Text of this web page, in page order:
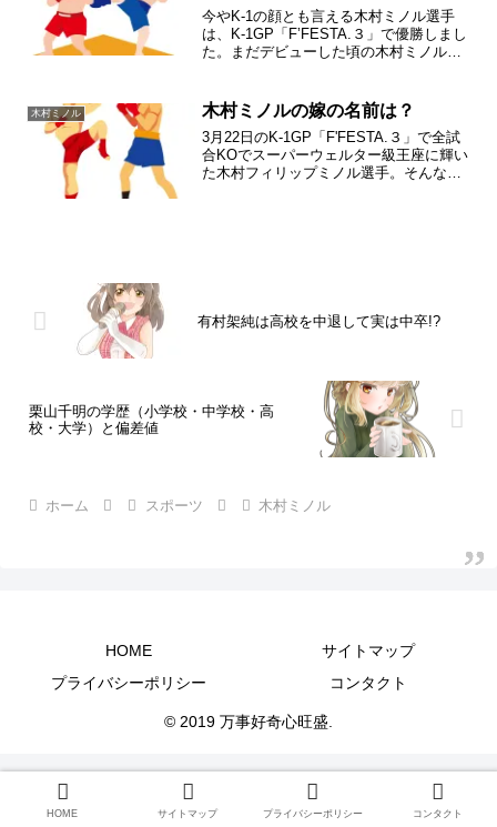
今やK-1の顔とも言える木村ミノル選手
は、K-1GP「F’FESTA.３」で優勝しまし
た。まだデビューした頃の木村ミノル選
体のトップ戦い自分の力を試したいと思
うのは、...
木村ミノル 木村ミノルの嫁の名前は？
3月22日のK-1GP「F'FESTA.３」で全試
合KOでスーパーウェルター級王座に輝い
た木村フィリップミノル選手。そんな木
有村架純は高校を中退して実は中卒!?
栗山千明の学歴（小学校・中学校・高
校・大学）と偏差値
ホーム スポーツ 木村ミノル
HOME
サイトマップ
プライバシーポリシー
コンタクト
© 2019 万事好奇心旺盛.
HOME サイトマップ プライバシーポリシー コンタクト